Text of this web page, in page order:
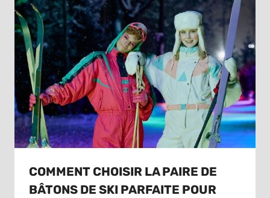
COMMENT CHOISIR LA PAIRE DE
BÂTONS DE SKI PARFAITE POUR